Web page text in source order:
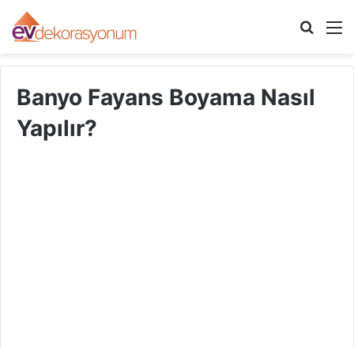
Arama
Banyo Fayans Boyama Nasıl
Yapılır?